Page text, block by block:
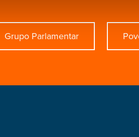
Grupo Parlamentar